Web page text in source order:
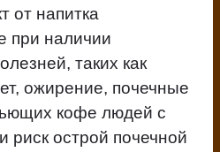
от напитка
при наличии
таких как
ожирение, почечные
кофе людей с
риск острой почечной